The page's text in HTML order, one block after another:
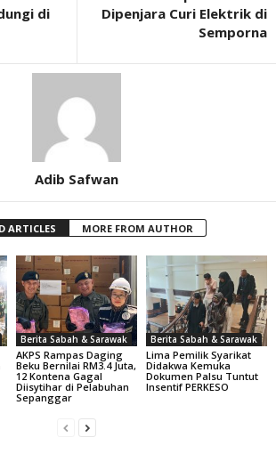
di
Dipenjara Curi Elektrik di
Semporna
Adib Safwan
ARTICLES MORE FROM AUTHOR
Berita Sabah & Sarawak
AKPS Rampas Daging
Beku Bernilai RM3.4 Juta,
12 Kontena Gagal
Diisytihar di Pelabuhan
Sepanggar
Berita Sabah & Sarawak
Lima Pemilik Syarikat
Didakwa Kemuka
Dokumen Palsu Tuntut
Insentif PERKESO